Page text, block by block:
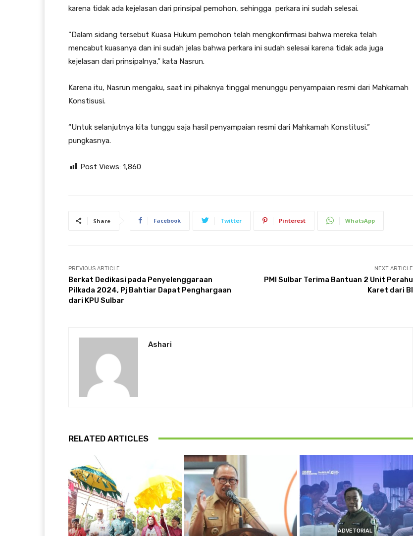
karena tidak ada kejelasan dari prinsipal pemohon, sehingga perkara ini sudah selesai.
“Dalam sidang tersebut Kuasa Hukum pemohon telah mengkonfirmasi bahwa mereka telah
mencabut kuasanya dan ini sudah jelas bahwa perkara ini sudah selesai karena tidak ada juga
kejelasan dari prinsipalnya,” kata Nasrun.
Karena itu, Nasrun mengaku, saat ini pihaknya tinggal menunggu penyampaian resmi dari Mahkamah
Konstisusi.
“Untuk selanjutnya kita tunggu saja hasil penyampaian resmi dari Mahkamah Konstitusi,”
pungkasnya.
Post Views: 1,860
Share Facebook Twitter Pinterest WhatsApp
PREVIOUS ARTICLE
Berkat Dedikasi pada Penyelenggaraan
Pilkada 2024, Pj Bahtiar Dapat Penghargaan
dari KPU Sulbar
NEXT ARTICLE
PMI Sulbar Terima Bantuan 2 Unit Perahu
Karet dari BI
Ashari
RELATED ARTICLES
ADVETORIAL